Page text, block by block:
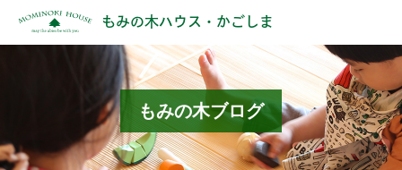
もみの木ハウス・かごしま
もみの木ブログ